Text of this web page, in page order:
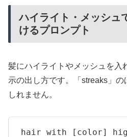
ハイライト・メッシュ
けるプロンプト
髪にハイライトやメッシュを入
示の出し方です。「streaks」
しれません。
hair with [color]